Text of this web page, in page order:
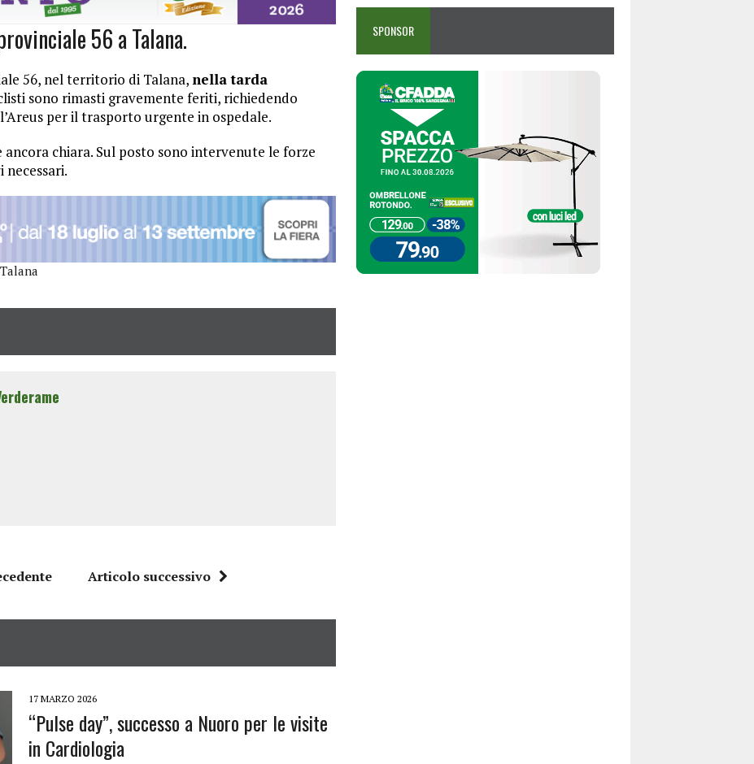
56 a Talana.
56, nel territorio di Talana, nella tarda
sono rimasti gravemente feriti, richiedendo
per il trasporto urgente in ospedale.
chiara. Sul posto sono intervenute le forze
Articolo successivo
17 MARZO 2026
“Pulse day”, successo a Nuoro per le visite
in Cardiologia
SPONSOR